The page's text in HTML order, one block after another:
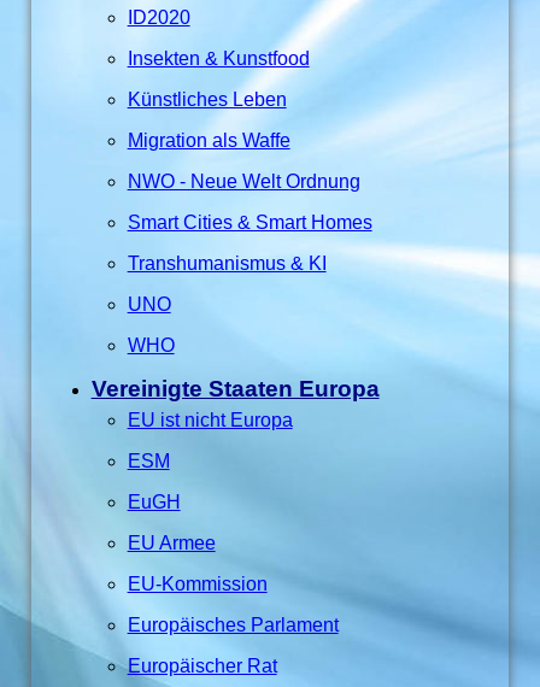
ID2020
Insekten & Kunstfood
Künstliches Leben
Migration als Waffe
NWO - Neue Welt Ordnung
Smart Cities & Smart Homes
Transhumanismus & KI
UNO
WHO
Vereinigte Staaten Europa
EU ist nicht Europa
ESM
EuGH
EU Armee
EU-Kommission
Europäisches Parlament
Europäischer Rat